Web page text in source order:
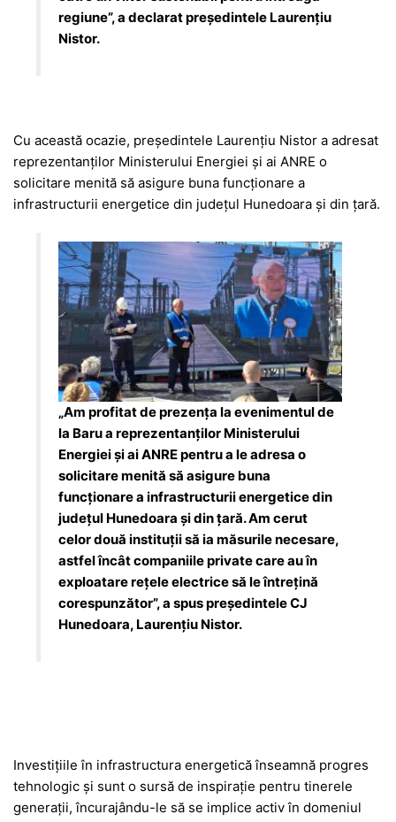
regiune”, a declarat președintele Laurențiu
Nistor.
Cu această ocazie, președintele Laurențiu Nistor a adresat
reprezentanților Ministerului Energiei și ai ANRE o
solicitare menită să asigure buna funcționare a
infrastructurii energetice din județul Hunedoara și din țară.
„Am profitat de prezența la evenimentul de
la Baru a reprezentanților Ministerului
Energiei și ai ANRE pentru a le adresa o
solicitare menită să asigure buna
funcționare a infrastructurii energetice din
județul Hunedoara și din țară. Am cerut
celor două instituții să ia măsurile necesare,
astfel încât companiile private care au în
exploatare rețele electrice să le întrețină
corespunzător”, a spus președintele CJ
Hunedoara, Laurențiu Nistor.
Investițiile în infrastructura energetică înseamnă progres
tehnologic și sunt o sursă de inspirație pentru tinerele
generații, încurajându-le să se implice activ în domeniul